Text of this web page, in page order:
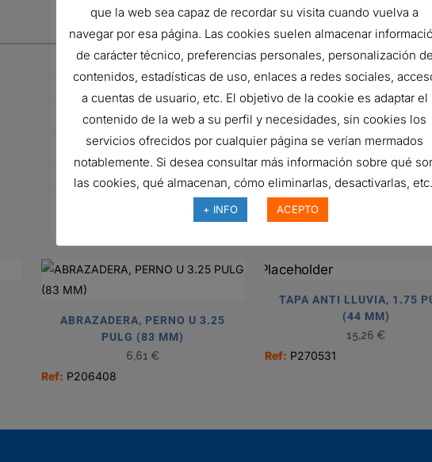
PULG
(914
MM
quantity
914.4 mm
ID
Curved
ABRAZADERA, PERNO U 3.25
PULG (83 MM)
6,61 €
Ref: P206408
TAPA ANTI LLUVIA, 1.75
(44 MM)
15,26 €
Ref: P270531
que la web sea capaz de recordar su visita cuando vuelva a
navegar por esa página. Las cookies suelen almacenar
de carácter técnico, preferencias personales, personalización de
contenidos, estadísticas de uso, enlaces a redes sociales,
a cuentas de usuario, etc. El objetivo de la cookie es adaptar el
contenido de la web a su perfil y necesidades, sin cookies los
servicios ofrecidos por cualquier página se verían mermados
notablemente. Si desea consultar más información sobre qué
las cookies, qué almacenan, cómo eliminarlas, desactivarlas,
+ INFO ACEPTO